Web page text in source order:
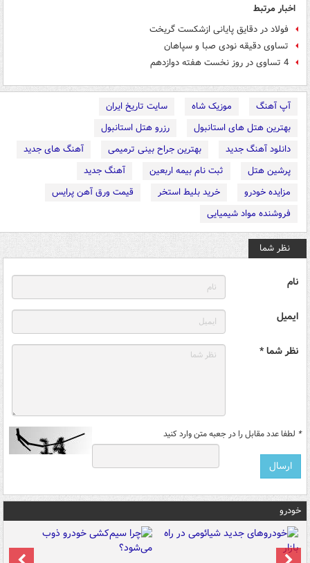
اخبار مرتبط
فولاد در دقایق پایانی ازشکست گریخت
تساوی دقیقه نودی صبا و سپاهان
4 تساوی در روز نخست هفته دوازدهم
آپ آهنگ موزیک شاه
سایت تاریخ ایران
بهترین هتل های استانبول
رزرو هتل استانبول
دانلود آهنگ جدید
بهترین جراح بینی ترمیمی
آهنگ های جدید
پرشین هتل
ثبت نام بیمه اربعین
آهنگ جدید
مزایده خودرو
خرید بلیط استخر
قیمت ورق آهن پرایس
فروشنده مواد شیمیایی
نظر شما
نام
ایمیل
نظر شما *
* لطفا عدد مقابل را در جعبه متن وارد کنید
خودرو